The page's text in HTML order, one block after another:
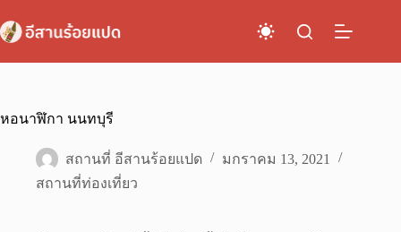
to
content
หอนาฬิกา นนทบุรี
สถานที่ อีสานร้อยแปด
มกราคม 13, 2021
สถานที่ท่องเที่ยว